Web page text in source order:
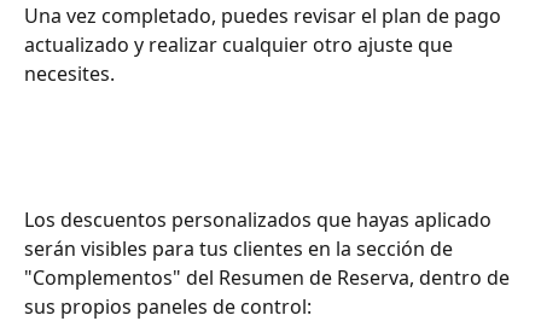
Una vez completado, puedes revisar el plan de pago
actualizado y realizar cualquier otro ajuste que
necesites.
Los descuentos personalizados que hayas aplicado
serán visibles para tus clientes en la sección de
"Complementos" del Resumen de Reserva, dentro de
sus propios paneles de control: